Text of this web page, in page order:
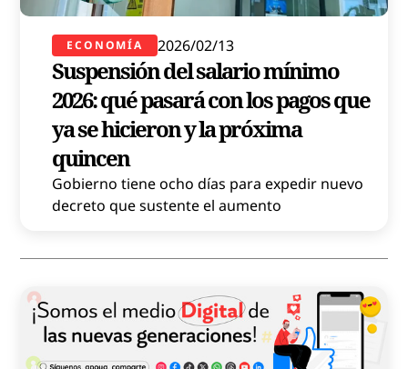
ECONOMÍA 2026/02/13
Suspensión del salario mínimo
2026: qué pasará con los pagos que
ya se hicieron y la próxima
quincen
Gobierno tiene ocho días para expedir nuevo
decreto que sustente el aumento